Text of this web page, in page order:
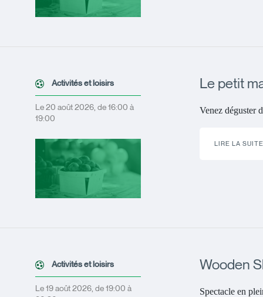
Activités et loisirs
Le 20 août 2026, de 16:00 à
19:00
Le petit
Venez déguster
LIRE LA SUITE
Activités et loisirs
Le 19 août 2026, de 19:00 à
Wooden
Spectacle en